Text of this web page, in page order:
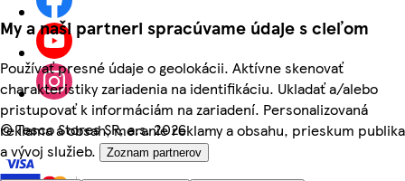
My a naši partneri spracúvame údaje s cieľom
Používať presné údaje o geolokácii. Aktívne skenovať
charakteristiky zariadenia na identifikáciu. Ukladať a/alebo
pristupovať k informáciám na zariadení. Personalizovaná
reklama a obsah, meranie reklamy a obsahu, prieskum publika
a vývoj služieb.
Zoznam partnerov
©Tesco Stores SR, a.s. 2026